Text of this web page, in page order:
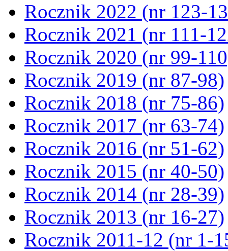
Rocznik 2022 (nr 123-
Rocznik 2021 (nr 111-
Rocznik 2020 (nr 99-
Rocznik 2019 (nr 87-98)
Rocznik 2018 (nr 75-86)
Rocznik 2017 (nr 63-74)
Rocznik 2016 (nr 51-62)
Rocznik 2015 (nr 40-50)
Rocznik 2014 (nr 28-39)
Rocznik 2013 (nr 16-27)
Rocznik 2011-12 (nr 1-